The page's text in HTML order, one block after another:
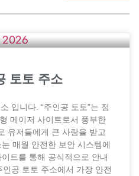
토토 주소
입니다. “주인공 토토”는 정
메이저 사이트로서 풍부한
유저들에게 큰 사랑을 받고
매월 안전한 보안 시스템에
트를 통해 공식적으로 안내
공 토토 주소에서 가장 안전